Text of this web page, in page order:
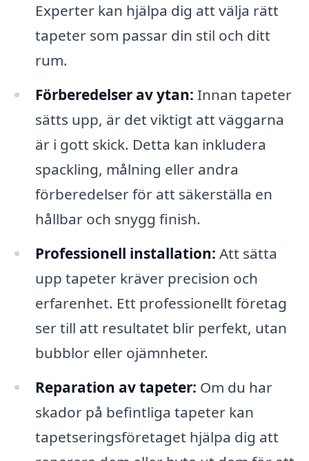
Experter kan hjälpa dig att välja rätt
tapeter som passar din stil och ditt
rum.
Förberedelser av ytan: Innan tapeter
sätts upp, är det viktigt att väggarna
är i gott skick. Detta kan inkludera
spackling, målning eller andra
förberedelser för att säkerställa en
hållbar och snygg finish.
Professionell installation: Att sätta
upp tapeter kräver precision och
erfarenhet. Ett professionellt företag
ser till att resultatet blir perfekt, utan
bubblor eller ojämnheter.
Reparation av tapeter: Om du har
skador på befintliga tapeter kan
tapetseringsföretaget hjälpa dig att